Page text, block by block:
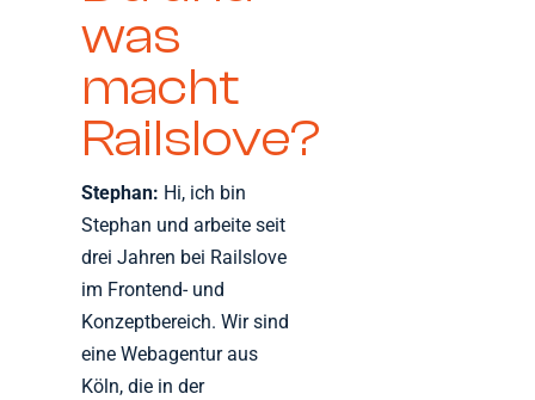
was
macht
Railslove?
Stephan: Hi, ich bin
Stephan und arbeite seit
drei Jahren bei Railslove
im Frontend- und
Konzeptbereich. Wir sind
eine Webagentur aus
Köln, die in der